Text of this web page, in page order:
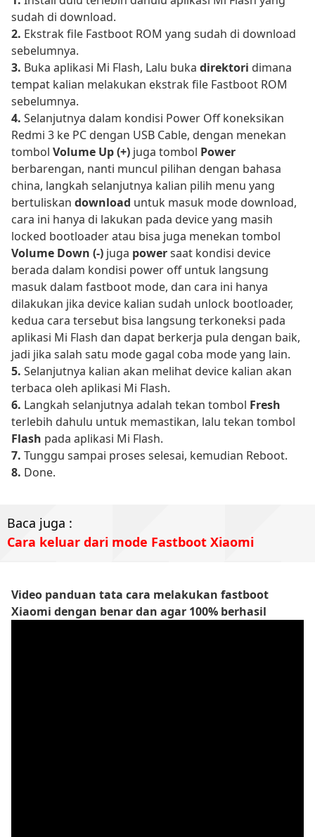
sudah di download.
2. Ekstrak file Fastboot ROM yang sudah di download
sebelumnya.
3. Buka aplikasi Mi Flash, Lalu buka direktori dimana
tempat kalian melakukan ekstrak file Fastboot ROM
sebelumnya.
4. Selanjutnya dalam kondisi Power Off koneksikan
Redmi 3 ke PC dengan USB Cable, dengan menekan
tombol Volume Up (+) juga tombol Power
berbarengan, nanti muncul pilihan dengan bahasa
china, langkah selanjutnya kalian pilih menu yang
bertuliskan download untuk masuk mode download,
cara ini hanya di lakukan pada device yang masih
locked bootloader atau bisa juga menekan tombol
Volume Down (-) juga powersaat kondisi device
berada dalam kondisi power off untuk langsung
masuk dalam fastboot mode, dan cara ini hanya
dilakukan jika device kalian sudah unlock bootloader,
kedua cara tersebut bisa langsung terkoneksi pada
aplikasi Mi Flash dan dapat berkerja pula dengan baik,
jadi jika salah satu mode gagal coba mode yang lain.
5. Selanjutnya kalian akan melihat device kalian akan
terbaca oleh aplikasi Mi Flash.
6. Langkah selanjutnya adalah tekan tombol Fresh
terlebih dahulu untuk memastikan, lalu tekan tombol
Flash pada aplikasi Mi Flash.
7. Tunggu sampai proses selesai, kemudian Reboot.
8. Done.
Baca juga :
Cara keluar dari mode Fastboot Xiaomi
Video panduan tata cara melakukan fastboot
Xiaomi dengan benar dan agar 100% berhasil